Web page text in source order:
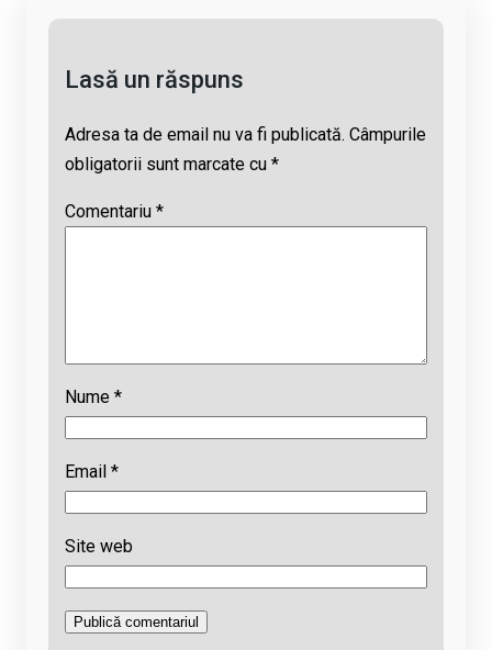
Lasă un răspuns
Adresa ta de email nu va fi publicată. Câmpurile
obligatorii sunt marcate cu *
Comentariu *
Nume *
Email *
Site web